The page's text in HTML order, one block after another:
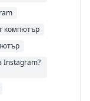
компютър
Instagram?